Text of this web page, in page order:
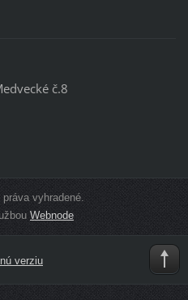
č.8
vyhradené.
Webnode
verziu